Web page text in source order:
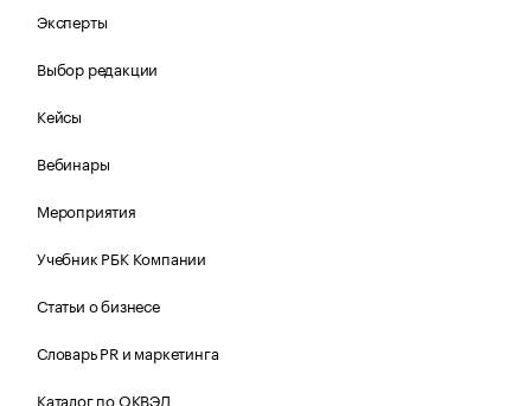
Эксперты
Выбор редакции
Кейсы
Вебинары
Мероприятия
Учебник РБК Компании
Статьи о бизнесе
Словарь PR и маркетинга
Каталог по ОКВЭД